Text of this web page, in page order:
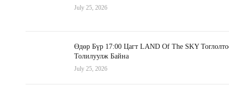
July 25, 2026
Өдөр Бүр 17:00 Цагт LAND Of The SKY
Толилуулж Байна
July 25, 2026